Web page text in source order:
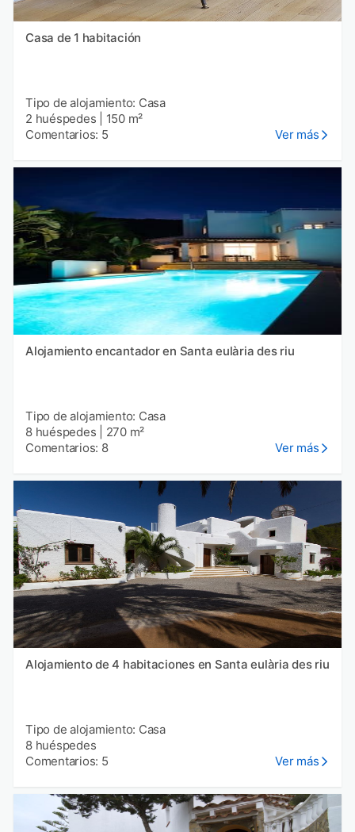
Casa de 1 habitación
Tipo de alojamiento: Casa
2 huéspedes
150 m²
Comentarios: 5
Ver más
Alojamiento encantador en Santa eulària des riu
Tipo de alojamiento: Casa
8 huéspedes
270 m²
Comentarios: 8
Ver más
Alojamiento de 4 habitaciones en Santa eulària des riu
Tipo de alojamiento: Casa
8 huéspedes
Comentarios: 5
Ver más